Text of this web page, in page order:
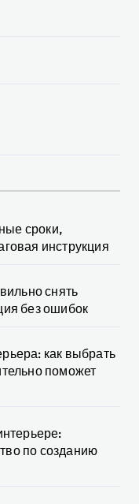
сроки,
инструкция
снять
без ошибок
как выбрать
поможет
по созданию